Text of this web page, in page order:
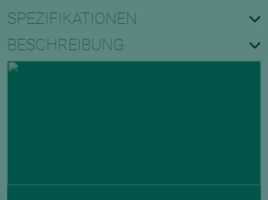
SPEZIFIKATIONEN
BESCHREIBUNG